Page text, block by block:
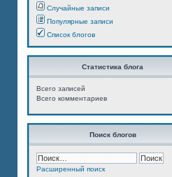
Случайные записи
Популярные записи
Список блогов
Статистика блога
Всего записей
Всего комментариев
Поиск блогов
Расширенный поиск